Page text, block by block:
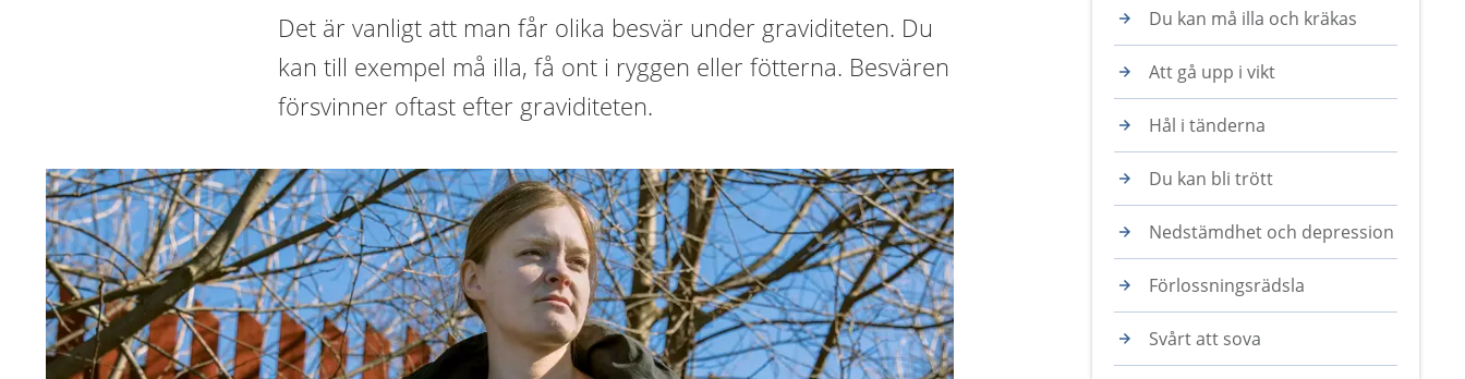
Det är vanligt att man får olika besvär under graviditeten. Du
kan till exempel må illa, få ont i ryggen eller fötterna. Besvären
försvinner oftast efter graviditeten.
Du kan må illa och kräkas
Att gå upp i vikt
Hål i tänderna
Du kan bli trött
Nedstämdhet och depression
Förlossningsrädsla
Svårt att sova